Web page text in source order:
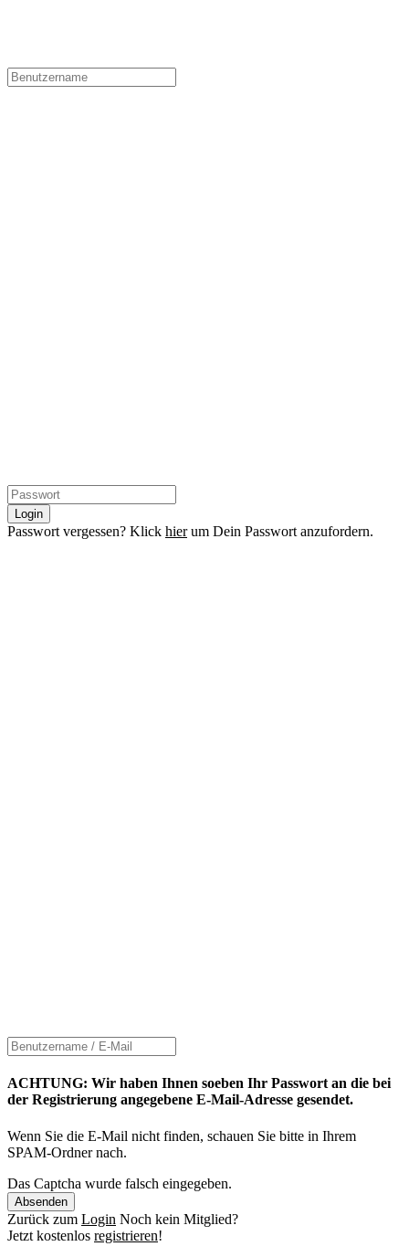
Login
Passwort vergessen? Klick hierum Dein Passwort anzufordern.
ACHTUNG: Wir haben Ihnen soeben Ihr Passwort an die bei
der Registrierung angegebene E-Mail-Adresse gesendet.
Wenn Sie die E-Mail nicht finden, schauen Sie bitte in Ihrem
SPAM-Ordner nach.
Das Captcha wurde falsch eingegeben.
Absenden
Zurück zum Login Noch kein Mitglied?
Jetzt kostenlos registrieren!